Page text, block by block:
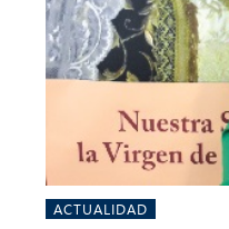
ACTUALIDAD